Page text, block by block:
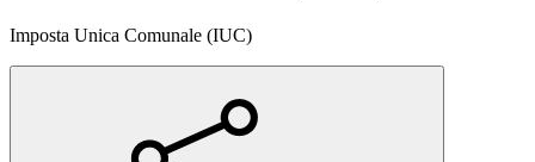
Imposta Unica Comunale (IUC)